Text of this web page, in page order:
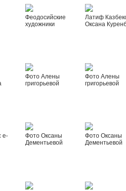
Феодосийские
художники
Латиф
Оксана
Фото Алены
григорьевой
Фото Алены
григорьевой
e-
Фото Оксаны
Дементьевой
Фото Оксаны
Дементьевой